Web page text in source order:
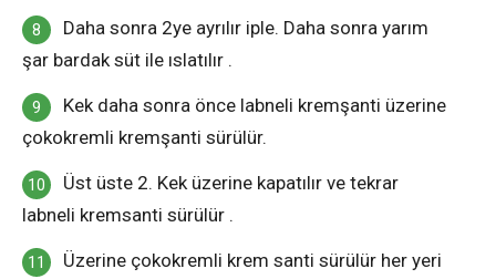
Daha sonra 2ye ayrılır iple. Daha sonra yarım
şar bardak süt ile ıslatılır .
Kek daha sonra önce labneli kremşanti üzerine
çokokremli kremşanti sürülür.
Üst üste 2. Kek üzerine kapatılır ve tekrar
labneli kremsanti sürülür .
Üzerine çokokremli krem santi sürülür her yeri